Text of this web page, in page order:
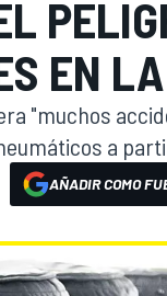
EN
"muchos
a
AÑADIR COMO